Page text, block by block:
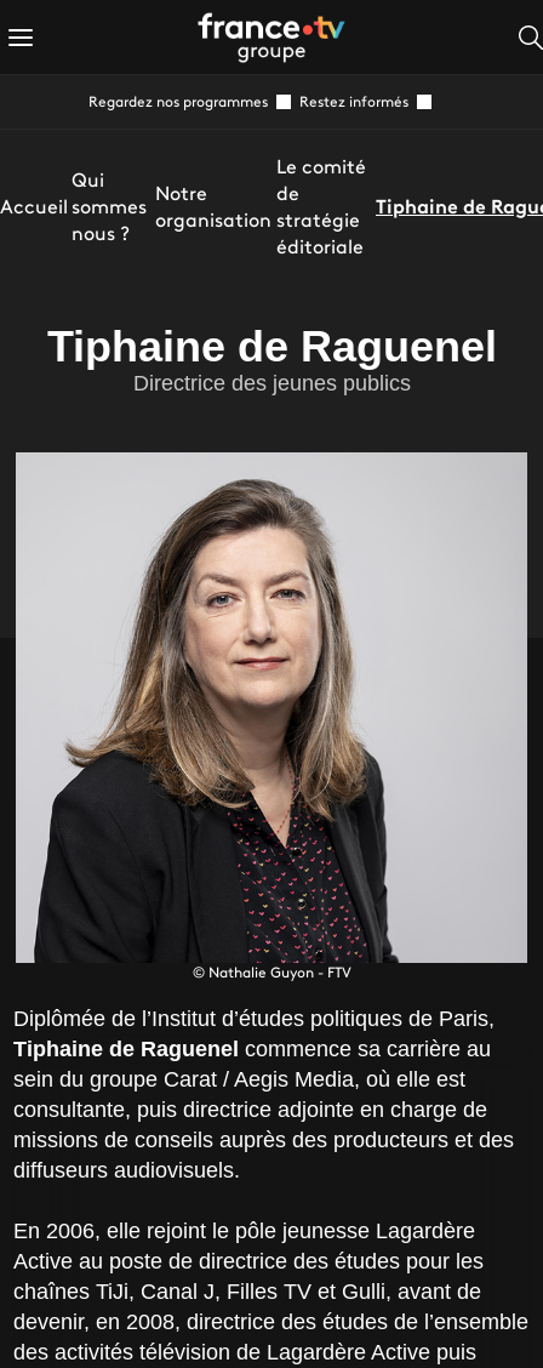
Regardez nos programmes Restez informés
Accueil
Qui
sommes
nous ?
Notre
organisation
Le comité
de
stratégie
éditoriale
Tiphaine de
Tiphaine de Raguenel
Directrice des jeunes publics
© Nathalie Guyon - FTV
Diplômée de l’Institut d’études politiques de Paris,
Tiphaine de Raguenelcommence sa carrière au
sein du groupe Carat / Aegis Media, où elle est
consultante, puis directrice adjointe en charge de
missions de conseils auprès des producteurs et des
diffuseurs audiovisuels.
En 2006, elle rejoint le pôle jeunesse Lagardère
Active au poste de directrice des études pour les
chaînes TiJi, Canal J, Filles TV et Gulli, avant de
devenir, en 2008, directrice des études de l’ensemble
des activités télévision de Lagardère Active puis